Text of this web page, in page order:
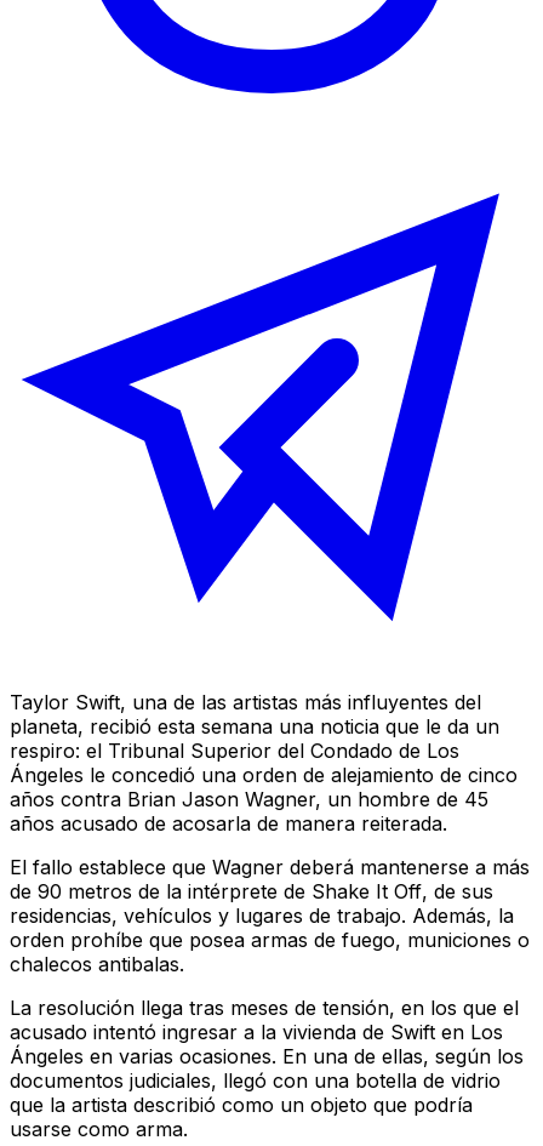
Taylor Swift, una de las artistas más influyentes del
planeta, recibió esta semana una noticia que le da un
respiro: el Tribunal Superior del Condado de Los
Ángeles le concedió una orden de alejamiento de cinco
años contra Brian Jason Wagner, un hombre de 45
años acusado de acosarla de manera reiterada.
El fallo establece que Wagner deberá mantenerse a más
de 90 metros de la intérprete de Shake It Off, de sus
residencias, vehículos y lugares de trabajo. Además, la
orden prohíbe que posea armas de fuego, municiones o
chalecos antibalas.
La resolución llega tras meses de tensión, en los que el
acusado intentó ingresar a la vivienda de Swift en Los
Ángeles en varias ocasiones. En una de ellas, según los
documentos judiciales, llegó con una botella de vidrio
que la artista describió como un objeto que podría
usarse como arma.